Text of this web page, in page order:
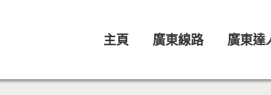
廣東達
廣東線路
主頁